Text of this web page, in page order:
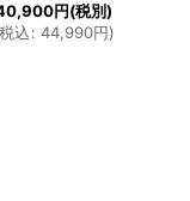
円(税別)
税込: 44,990円)